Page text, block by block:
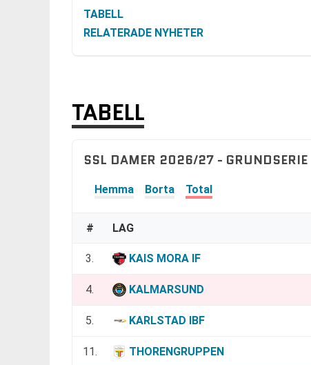
TABELL
RELATERADE NYHETER
TABELL
SSL DAMER 2026/27 - GRUNDSERIE
Hemma Borta Total
# LAG
3. KAIS MORA IF
4. KALMARSUND
5. KARLSTAD IBF
11. THORENGRUPPEN